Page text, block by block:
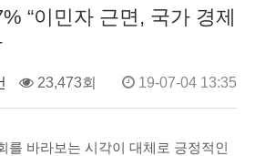
“이민자 근면, 국가 경제
23,473회 19-07-04 13:35
를 바라보는 시각이 대체로 긍정적인